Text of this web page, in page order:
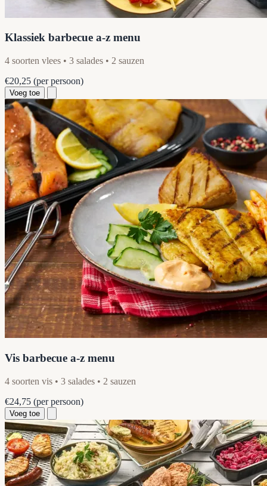
Klassiek barbecue a-z menu
4 soorten vlees • 3 salades • 2 sauzen
€20,25 (per persoon)
Voeg toe
Vis barbecue a-z menu
4 soorten vis • 3 salades • 2 sauzen
€24,75 (per persoon)
Voeg toe